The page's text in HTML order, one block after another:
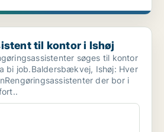
i Ishøj
til kontor i Ishøj
søges til kontor
bi job.Baldersbækvej, Ishøj: Hver
der bor i